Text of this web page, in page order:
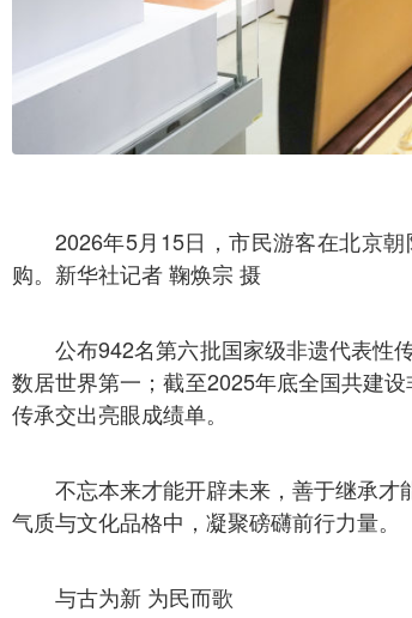
2026年5月15日，市民游客在北京
购。新华社记者 鞠焕宗 摄
公布942名第六批国家级非遗代表性
数居世界第一；截至2025年底全国共建
传承交出亮眼成绩单。
不忘本来才能开辟未来，善于继承
气质与文化品格中，凝聚磅礴前行力量。
与古为新 为民而歌